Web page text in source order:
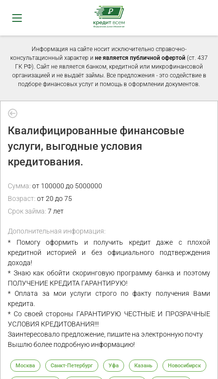
Информация на сайте носит исключительно справочно-
консультационный характер и не является публичной офертой (ст. 437
ГК РФ). Сайт не является банком, кредитной или микрофинансовой
организацией и не выдаёт займы. Все предложения - это содействие в
подборе финансовых услуг и помощь в оформлении документов.
Квалифицированные финансовые
услуги, выгодные условия
кредитования.
Сумма: от 100000 до 5000000
Возраст: от 20 до 75
Срок займа: 7 лет
Дополнительная информация:
* Помогу оформить и получить кредит даже с плохой
кредитной историей и без официального подтверждения
дохода!
* Знаю как обойти скоринговую программу банка и поэтому
ПОЛУЧЕНИЕ КРЕДИТА ГАРАНТИРУЮ!
* Оплата за мои услуги строго по факту получения Вами
кредита.
* Со своей стороны ГАРАНТИРУЮ ЧЕСТНЫЕ И ПРОЗРАЧНЫЕ
УСЛОВИЯ КРЕДИТОВАНИЯ!!!
Заинтересовало предложение, пишите на электронную почту
Вышлю более подробную информацию!
Москва Санкт-Петербург Уфа Казань Новосибирск